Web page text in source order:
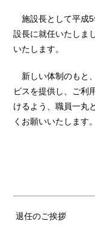
施設長として平成5
設長に就任いたしま
いたします。
新しい体制のもと
ビスを提供し、ご利
けるよう、職員一丸
くお願いいたします。
退任のご挨拶